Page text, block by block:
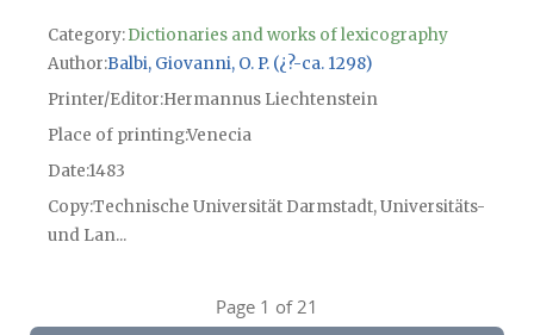
Category:Dictionaries and works of lexicography
Author Balbi, Giovanni, O. P. (¿?-ca. 1298)
Printer/Editor Hermannus Liechtenstein
Place of printingVenecia
Date1483
CopyTechnische Universität Darmstadt, Universitäts-
und Lan...
Page 1 of 21